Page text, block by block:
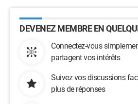
DEVENEZ MEMBRE EN
Connectez-vous
partagent vos intérêts
Suivez vos discussions
plus de réponses